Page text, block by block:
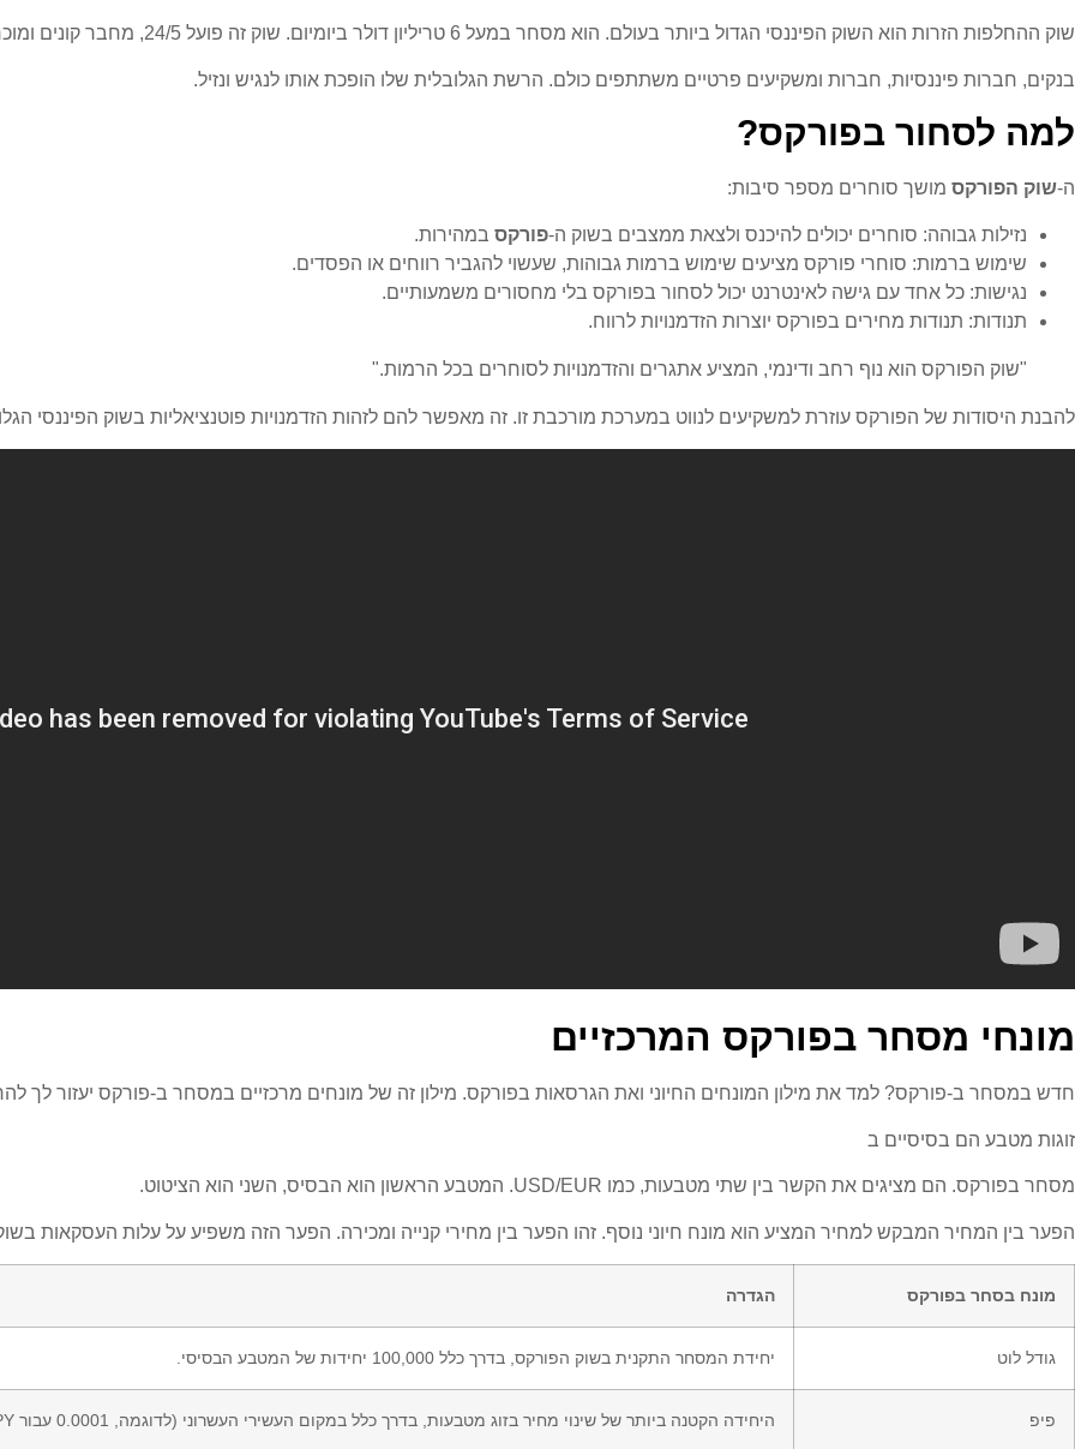
שוק ההחלפות הזרות הוא השוק הפיננסי הגדול ביותר בעולם. הוא מסחר במעל 6 טריליון דולר ביומיום. שוק זה פועל 24/5, מחבר קונים ומוכרים מכל רחבי העולם.
בנקים, חברות פיננסיות, חברות ומשקיעים פרטיים משתתפים כולם. הרשת הגלובלית שלו הופכת אותו לנגיש ונזיל.
למה לסחור בפורקס?
ה-שוק הפורקס מושך סוחרים מספר סיבות:
נזילות גבוהה: סוחרים יכולים להיכנס ולצאת ממצבים בשוק ה-פורקס במהירות.
שימוש ברמות: סוחרי פורקס מציעים שימוש ברמות גבוהות, שעשוי להגביר רווחים או הפסדים.
נגישות: כל אחד עם גישה לאינטרנט יכול לסחור בפורקס בלי מחסורים משמעותיים.
תנודות: תנודות מחירים בפורקס יוצרות הזדמנויות לרווח.
"שוק הפורקס הוא נוף רחב ודינמי, המציע אתגרים והזדמנויות לסוחרים בכל הרמות."
להבנת היסודות של הפורקס עוזרת למשקיעים לנווט במערכת מורכבת זו. זה מאפשר להם לזהות הזדמנויות פוטנציאליות בשוק הפיננסי
מונחי מסחר בפורקס המרכזיים
חדש במסחר ב-פורקס? למד את מילון המונחים החיוני ואת הגרסאות בפורקס. מילון זה של מונחים מרכזיים במסחר ב-פורקס יעזור לך
זוגות מטבע הם בסיסיים ב
מסחר בפורקס. הם מציגים את הקשר בין שתי מטבעות, כמו USD/EUR. המטבע הראשון הוא הבסיס, השני הוא הציטוט.
הפער בין המחיר המבקש למחיר המציע הוא מונח חיוני נוסף. זהו הפער בין מחירי קנייה ומכירה. הפער הזה משפיע על עלות העסקאות
מונח בסחר בפורקס הגדרה
גודל לוט יחידת המסחר התקנית בשוק הפורקס, בדרך כלל 100,000 יחידות של המטבע הבסיסי.
פיפ היחידה הקטנה ביותר של שינוי מחיר בזוג מטבעות, בדרך כלל במקום העשירי העשרוני (לדוגמה, 0.0001 עבור USD/JPY).